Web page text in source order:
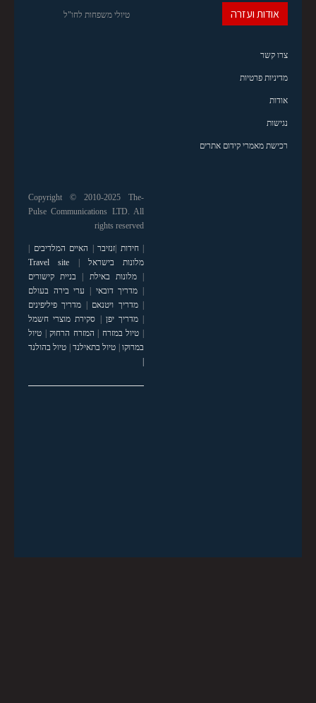
טיולי משפחות לחו"ל אודות ועזרה
צרו קשר
מדיניות פרטיות
אודות
נגישות
רכישת מאמרי קידום אתרים
Copyright © 2010-2025 The-
Pulse Communications LTD. All
rights reserved
|חידות זנזיבר האיים המלדיבים
מלונות בישראל
Travel site
|מלונות באילת
בניית קישורים
מדריך דובאי
ערי בירה בעולם
|מדריך ויטנאם
מדריך פיליפינים
|מדריך יפן
סקירת מוצרי חשמל
טיול במזרח המזרח הרחוק| טיול
במרוקו| טיול בתאילנד| טיול בהולנד